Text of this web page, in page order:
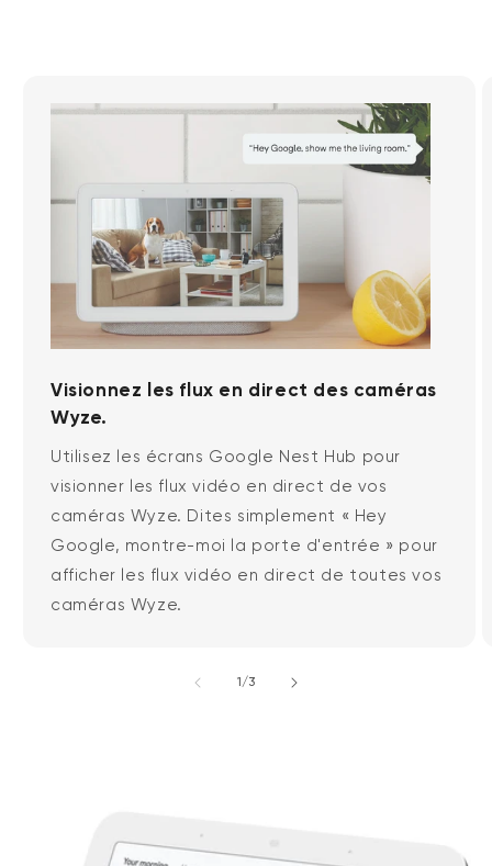
Visionnez les flux en direct des caméras
Wyze.
Utilisez les écrans Google Nest Hub pour
visionner les flux vidéo en direct de vos
caméras Wyze. Dites simplement « Hey
Google, montre-moi la porte d'entrée » pour
afficher les flux vidéo en direct de toutes vos
caméras Wyze.
1/de
3
Verrou Wyze v2
More options Accord
79,98 $CAPrix ​​régulierMore options